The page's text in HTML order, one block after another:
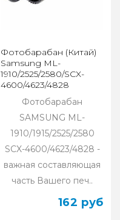
Фотобарабан (Китай)
Samsung ML-
1910/2525/2580/SCX-
4600/4623/4828
Фотобарабан
SAMSUNG ML-
1910/1915/2525/2580
SCX-4600/4623/4828 -
важная составляющая
часть Вашего печ..
162 руб